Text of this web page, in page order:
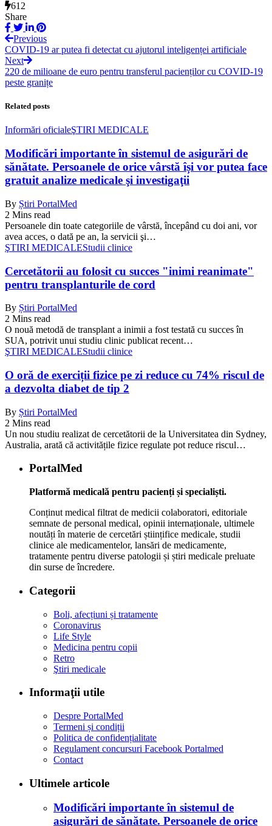
612
Share
Previous
COVID-19 ar putea fi detectat cu ajutorul inteligenței artificiale
Next
220 de milioane de euro pentru transferul pacienților cu COVID-19
peste granițe
Related posts
Informări oficialeŞTIRI MEDICALE
Modificări importante în sistemul de asigurări de
sănătate. Persoanele de orice vârstă își vor putea face
gratuit analize medicale şi investigaţii
By Știri PortalMed
2 Mins read
Persoanele din toate categoriile de vârstă, începând cu doi ani, vor
avea acces, o dată pe an, la servicii şi…
ŞTIRI MEDICALEStudii clinice
Cercetătorii au folosit cu succes "inimi reanimate"
pentru transplanturile de cord
By Știri PortalMed
2 Mins read
O nouă metodă de transplant a inimii a fost testată cu succes în
SUA, potrivit unui studiu clinic publicat recent…
ŞTIRI MEDICALEStudii clinice
O oră de exerciții fizice pe zi reduce cu 74% riscul de
a dezvolta diabet de tip 2
By Știri PortalMed
2 Mins read
Un nou studiu realizat de cercetătorii de la Universitatea din Sydney,
Australia, arată că activitățile fizice regulate pot reduce riscul…
PortalMed
Platformă medicală pentru pacienți și specialiști.
Conținut medical filtrat de medicii colaboratori, editoriale
semnate de personal medical, opinii internaționale, ultimele
noutăți în materie de cercetări științifice medicale, studii
clinice ale medicamentelor, lansări de medicamente,
tratamente pentru diverse patologii și știri medicale preluate
din surse de încredere.
Categorii
Boli, afecțiuni și tratamente
Coronavirus
Life Style
Medicina pentru copii
Retro
Ştiri medicale
Informaţii utile
Despre PortalMed
Termeni și condiții
Politica de confidențialitate
Regulament concursuri Facebook Portalmed
Contact
Ultimele articole
Modificări importante în sistemul de
asigurări de sănătate. Persoanele de orice